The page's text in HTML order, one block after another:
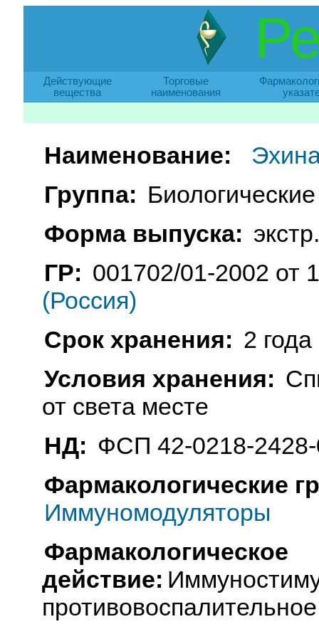
Действующие
вещества
Торговые
наименования
Наименование:
Группа:
Форма выпуска:
ГР: 001702/01-2002 от
(Россия)
Срок хранения: 2 года
Условия хранения:
от света месте
НД: ФСП 42-0218-
Фармакологические
Иммуномодуляторы
Фармакологическое
действие:
противовоспалительное